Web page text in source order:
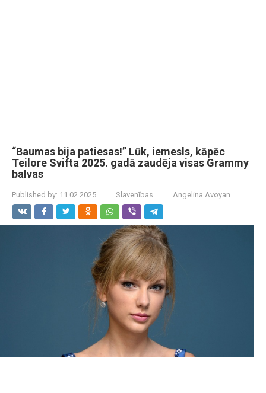
“Baumas bija patiesas!” Lūk, iemesls, kāpēc
Teilore Svifta 2025. gadā zaudēja visas Grammy
balvas
Published by: 11.02.2025 Slavenības Angelina Avoyan